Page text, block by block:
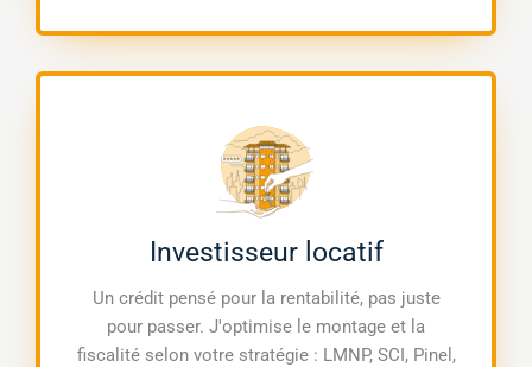
Investisseur locatif
Un crédit pensé pour la rentabilité, pas juste
pour passer. J'optimise le montage et la
fiscalité selon votre stratégie : LMNP, SCI, Pinel,